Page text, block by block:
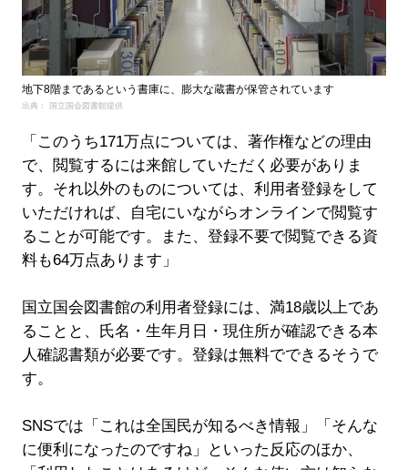
地下8階まであるという書庫に、膨大な蔵書が保管されています
出典： 国立国会図書館提供
「このうち171万点については、著作権などの理由
で、閲覧するには来館していただく必要がありま
す。それ以外のものについては、利用者登録をして
いただければ、自宅にいながらオンラインで閲覧す
ることが可能です。また、登録不要で閲覧できる資
料も64万点あります」
国立国会図書館の利用者登録には、満18歳以上であ
ることと、氏名・生年月日・現住所が確認できる本
人確認書類が必要です。登録は無料でできるそうで
す。
SNSでは「これは全国民が知るべき情報」「そんな
に便利になったのですね」といった反応のほか、